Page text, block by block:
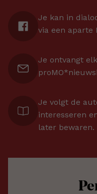
Je kan in
via een aparte
Je ontvangt
Je volgt de
interesseren
later bewaren.